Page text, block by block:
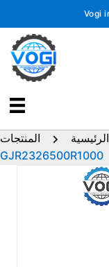
المحتوى
Vogi
الرئيسية المنتجات
GJR2326500R1000